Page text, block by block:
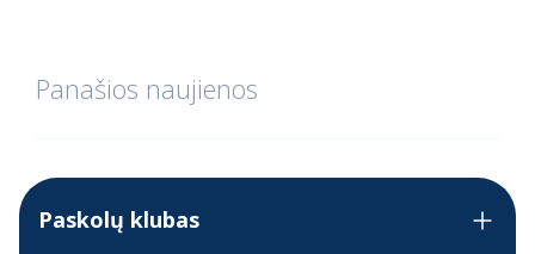
Panašios naujienos
Paskolų klubas